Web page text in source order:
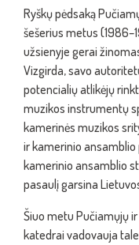
Ryškų pėdsaką
šešerius metus
užsienyje gerai
Vizgirda, savo
potencialių atlikėjų
muzikos instrumentų
kamerinės muzikos
ir kamerinio
kamerinio ansamblio
pasaulį garsina
Šiuo metu Pučiamųjų
katedrai vadovauja